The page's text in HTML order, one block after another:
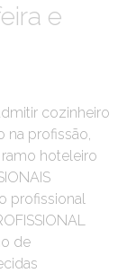
e
cozinheiro
na profissão,
hoteleiro
profissional
de